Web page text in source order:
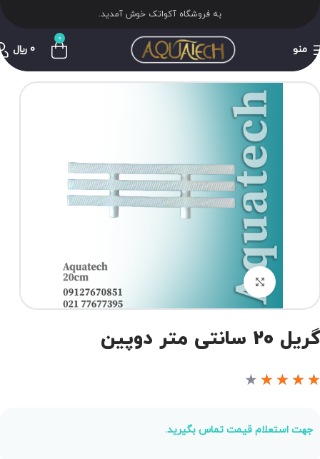
به فروشگاه آکواتک خوش آمدید.
منو
0
0 ﷼
برای بزرگنمایی کلیک کنید
20 سانتی متر دوپین
★
★
★
★
جهت استعلام قیمت تماس بگیرید.